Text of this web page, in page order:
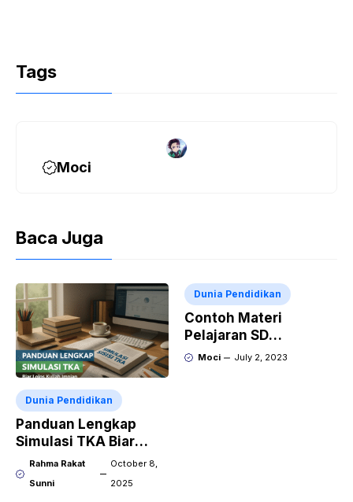
Tags
Moci
Baca Juga
Dunia Pendidikan
Panduan Lengkap
Simulasi TKA Biar
Lolos Kuliah Impian
Rahma Rakat
Sunni
October 8,
2025
Dunia Pendidikan
Contoh Materi
Pelajaran SD
Membaca dan Menulis
Moci July 2, 2023